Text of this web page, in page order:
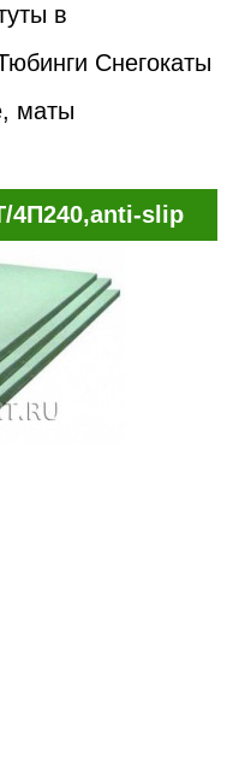
в
Снегокаты
маты
slip